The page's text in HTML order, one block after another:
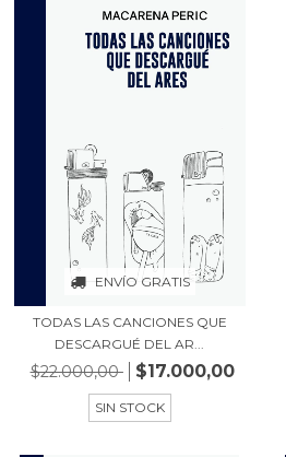
ENVÍO GRATIS
TODAS LAS CANCIONES QUE
DESCARGUÉ DEL AR...
$22.000,00 $17.000,00
SIN STOCK